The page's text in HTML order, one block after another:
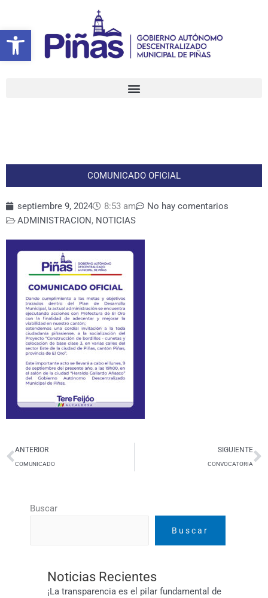
Abrir barra de herramientas
contenido
COMUNICADO OFICIAL
septiembre 9, 2024 8:53 am
No hay comentarios
ADMINISTRACION, NOTICIAS
ANTERIOR
COMUNICADO
SIGUIENTE
CONVOCATORIA
Buscar
Buscar
Noticias Recientes
¡La transparencia es el pilar fundamental de